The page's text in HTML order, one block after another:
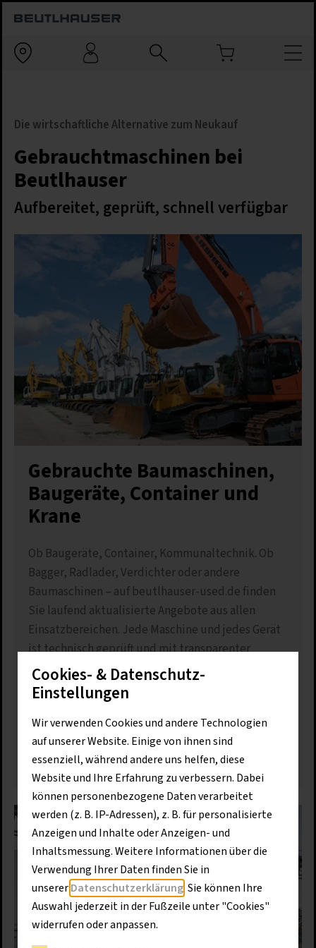
Die wirtschaftliche Alternative zum Neukauf
Gebrauchtmaschinen bei
Beutlhauser
Aufbereitet, geprüft, schnell verfügbar
Gebrauchte Baumaschinen,
Baugeräte, Container und
Krane
Ob Baugeräte, Container, Kommunaltechnik. Ob
Bagger, Radlader, Verdichter oder andere
Baumaschinen – auf beutlhauser-used.de finden
Sie laufend aktualisierte Angebote aus allen
Einsatzbereichen. Jede Maschine und jedes Gerät
ist technisch geprüft und mit transparenter
Historie verfügbar. Viele Maschinen und Geräte
stehen sofort zur Verfügung, sodass Projekte ohne
Wartezeit starten können.
Gebrauchtmaschinen finden
Cookies- & Datenschutz-
Einstellungen
Wir verwenden Cookies und andere Technologien
auf unserer Website. Einige von ihnen sind
essenziell, während andere uns helfen, diese
Website und Ihre Erfahrung zu verbessern. Dabei
können personenbezogene Daten verarbeitet
werden (z. B. IP-Adressen), z. B. für personalisierte
Anzeigen und Inhalte oder Anzeigen- und
Inhaltsmessung. Weitere Informationen über die
Verwendung Ihrer Daten finden Sie in
unsererDatenschutzerklärung . Sie können Ihre
Auswahl jederzeit in der Fußzeile unter "Cookies"
widerrufen oder anpassen.